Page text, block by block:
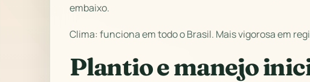
embaixo.
Clima: funciona em todo o Brasil. Mais vigorosa em
Plantio e manejo